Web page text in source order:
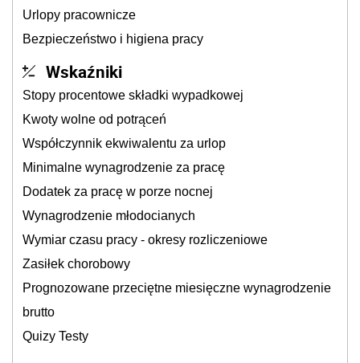
Urlopy pracownicze
Bezpieczeństwo i higiena pracy
Wskaźniki
Stopy procentowe składki wypadkowej
Kwoty wolne od potrąceń
Współczynnik ekwiwalentu za urlop
Minimalne wynagrodzenie za pracę
Dodatek za pracę w porze nocnej
Wynagrodzenie młodocianych
Wymiar czasu pracy - okresy rozliczeniowe
Zasiłek chorobowy
Prognozowane przeciętne miesięczne wynagrodzenie
brutto
Quizy Testy